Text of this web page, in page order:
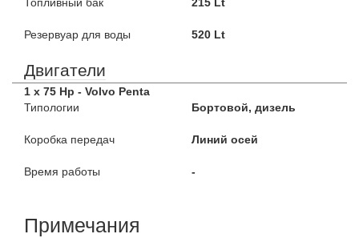
Резервуар для воды 520 Lt
Двигатели
1 x 75 Hp - Volvo Penta
Типологии
Бортовой, дизель
Коробка передач Линий осей
Время работы -
Примечания